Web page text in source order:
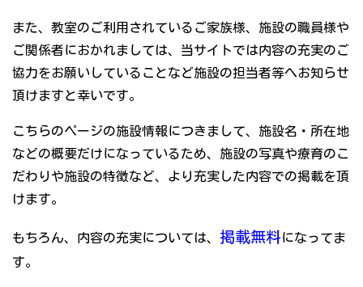
また、教室のご利用されているご家族様、施設の職員様や
ご関係者におかれましては、当サイトでは内容の充実のご
協力をお願いしていることなど施設の担当者等へお知らせ
頂けますと幸いです。
こちらのページの施設情報につきまして、施設名・所在地
などの概要だけになっているため、施設の写真や療育のこ
だわりや施設の特徴など、より充実した内容での掲載を頂
けます。
もちろん、内容の充実については、 掲載無料になってま
す。